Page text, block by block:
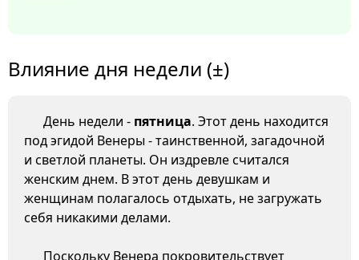
Влияние дня недели (±)
День недели - пятница. Этот день находится
под эгидой Венеры - таинственной, загадочной
и светлой планеты. Он издревле считался
женским днем. В этот день девушкам и
женщинам полагалось отдыхать, не загружать
себя никакими делами.
Поскольку Венера покровительствует